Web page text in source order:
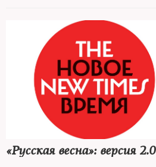
«Русская весна»: версия 2.0